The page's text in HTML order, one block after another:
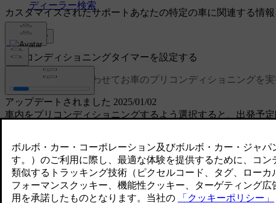
カスタマイズされたサポート あなたの特定の車に関連する情報
サインイン
アップデートされました 2025/01/02
プリコンディショニングタイマーを設定する
特定の出発時間に合わせてお車のプリコンディショニングを
車内をプリコンディショニングするよう選択すると、出発予
タイマーは、毎週繰り返すよう設定することも、1回の出発時
画面下のバーにあるファンのシンボル を押して、
タイマーを押して開き、設定を変更します。
プリコンディショニングの終了時刻を選択します。